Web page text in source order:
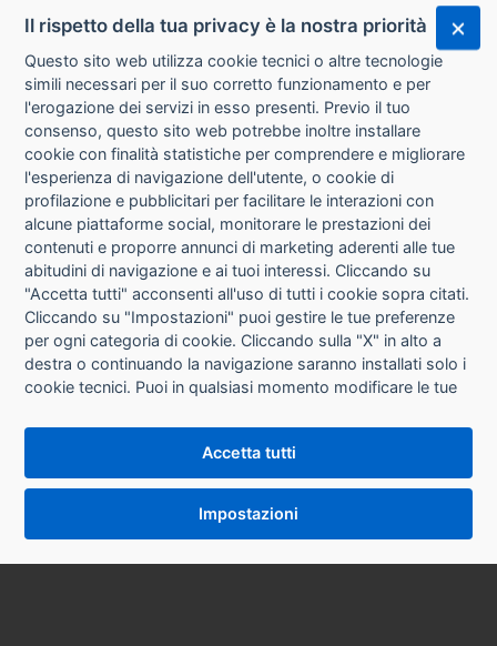
CHI SIAMO
CONTATTI
CONDIZIONI DI VENDITA
RICHIESTA RECESSO
PRIVACY
Il rispetto della tua privacy è la nostra priorità
Questo sito web utilizza cookie tecnici o altre tecnologie
simili necessari per il suo corretto funzionamento e per
l'erogazione dei servizi in esso presenti. Previo il tuo
consenso, questo sito web potrebbe inoltre installare
cookie con finalità statistiche per comprendere e migliorare
l'esperienza di navigazione dell'utente, o cookie di
profilazione e pubblicitari per facilitare le interazioni con
alcune piattaforme social, monitorare le prestazioni dei
contenuti e proporre annunci di marketing aderenti alle tue
abitudini di navigazione e ai tuoi interessi. Cliccando su
"Accetta tutti" acconsenti all'uso di tutti i cookie sopra citati.
Cliccando su "Impostazioni" puoi gestire le tue preferenze
per ogni categoria di cookie. Cliccando sulla "X" in alto a
destra o continuando la navigazione saranno installati solo i
cookie tecnici. Puoi in qualsiasi momento modificare le tue
che si trova in fondo alle pagine del sito. Per maggiori
informazioni consulta la nostraInformativa sui cookie
Accetta tutti
Impostazioni